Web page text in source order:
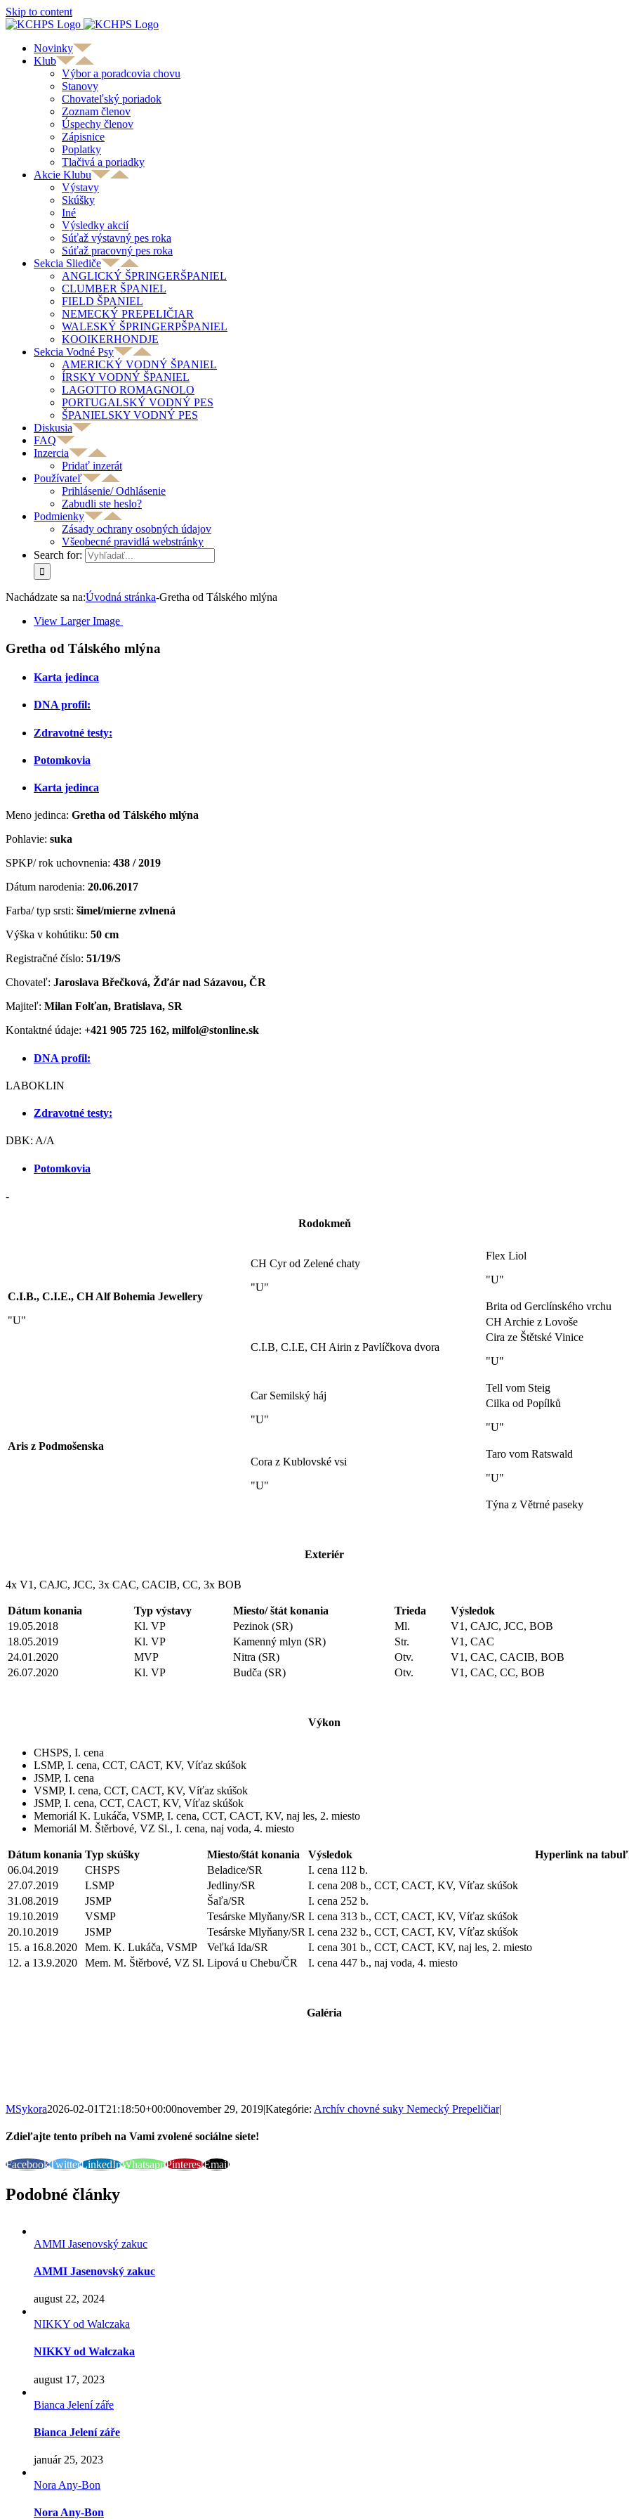
Skip to content
Novinky
Klub
Výbor a poradcovia chovu
Stanovy
Chovateľský poriadok
Zoznam členov
Úspechy členov
Zápisnice
Poplatky
Tlačivá a poriadky
Akcie Klubu
Výstavy
Skúšky
Iné
Výsledky akcií
Súťaž výstavný pes roka
Súťaž pracovný pes roka
Sekcia Sliediče
ANGLICKÝ ŠPRINGERŠPANIEL
CLUMBER ŠPANIEL
FIELD ŠPANIEL
NEMECKÝ PREPELIČIAR
WALESKÝ ŠPRINGERPŠPANIEL
KOOIKERHONDJE
Sekcia Vodné Psy
AMERICKÝ VODNÝ ŠPANIEL
ÍRSKY VODNÝ ŠPANIEL
LAGOTTO ROMAGNOLO
PORTUGALSKÝ VODNÝ PES
ŠPANIELSKY VODNÝ PES
Diskusia
FAQ
Inzercia
Pridať inzerát
Používateľ
Prihlásenie/ Odhlásenie
Zabudli ste heslo?
Podmienky
Zásady ochrany osobných údajov
Všeobecné pravidlá webstránky
Search for:
Nachádzate sa na:Úvodná stránka-Gretha od Tálského mlýna
View Larger Image
Gretha od Tálského mlýna
Karta jedinca
DNA profil:
Zdravotné testy:
Potomkovia
Karta jedinca
Meno jedinca: Gretha od Tálského mlýna
Pohlavie: suka
SPKP/ rok uchovnenia: 438 / 2019
Dátum narodenia: 20.06.2017
Farba/ typ srsti: šimel/mierne zvlnená
Výška v kohútiku: 50 cm
Registračné číslo: 51/19/S
Chovateľ: Jaroslava Břečková, Žďár nad Sázavou, ČR
Majiteľ: Milan Folťan, Bratislava, SR
Kontaktné údaje: +421 905 725 162, milfol@stonline.sk
DNA profil:
LABOKLIN
Zdravotné testy:
DBK: A/A
Potomkovia
-
Rodokmeň
C.I.B., C.I.E., CH Alf Bohemia Jewellery
"U"
CH Cyr od Zelené chaty
"U"
Flex Liol
"U"
Brita od Gerclínského vrchu
C.I.B, C.I.E, CH Airin z Pavlíčkova dvora
CH Archie z Lovoše
Cira ze Štětské Vinice
"U"
Aris z Podmošenska
Car Semilský háj
"U"
Tell vom Steig
Cilka od Popílků
"U"
Cora z Kublovské vsi
"U"
Taro vom Ratswald
"U"
Týna z Větrné paseky
Exteriér
4x V1, CAJC, JCC, 3x CAC, CACIB, CC, 3x BOB
Dátum konania Typ výstavy Miesto/ štát konania Trieda
Výsledok
19.05.2018
Kl. VP Pezinok (SR) Ml.
V1, CAJC, JCC, BOB
18.05.2019
Kl. VP Kamenný mlyn (SR) Str.
V1, CAC
24.01.2020
MVP Nitra (SR) Otv.
V1, CAC, CACIB, BOB
26.07.2020
Kl. VP Budča (SR) Otv. V1, CAC, CC, BOB
Výkon
CHSPS, I. cena
LSMP, I. cena, CCT, CACT, KV, Víťaz skúšok
JSMP, I. cena
VSMP, I. cena, CCT, CACT, KV, Víťaz skúšok
JSMP, I. cena, CCT, CACT, KV, Víťaz skúšok
Memoriál K. Lukáča, VSMP, I. cena, CCT, CACT, KV, naj les, 2. miesto
Memoriál M. Štěrbové, VZ Sl., I. cena, naj voda, 4. miesto
Dátum konania Typ skúšky Miesto/štát konania Výsledok
Hyperlink na
06.04.2019
CHSPS Beladice/SR
I. cena 112 b.
27.07.2019
LSMP Jedliny/SR
I. cena 208 b., CCT, CACT, KV, Víťaz skúšok
31.08.2019
JSMP Šaľa/SR
I. cena 252 b.
19.10.2019
VSMP Tesárske Mlyňany/SR I. cena 313 b., CCT, CACT, KV, Víťaz skúšok
20.10.2019
JSMP Tesárske Mlyňany/SR I. cena 232 b., CCT, CACT, KV, Víťaz skúšok
15. a 16.8.2020
Mem. K. Lukáča, VSMP Veľká Ida/SR
I. cena 301 b., CCT, CACT, KV, naj les, 2. miesto
12. a 13.9.2020
Mem. M. Štěrbové, VZ Sl. Lipová u Chebu/ČR I. cena 447 b., naj voda, 4. miesto
Galéria
MSykora2026-02-01T21:18:50+00:00november 29, 2019|Kategórie: Archív chovné suky Nemecký Prepeličiar|
Zdieľajte tento príbeh na Vami zvolené sociálne siete!
FacebookTwitterLinkedInWhatsappPinterestEmail
Podobné články
AMMI Jasenovský zakuc
AMMI Jasenovský zakuc
august 22, 2024
NIKKY od Walczaka
NIKKY od Walczaka
august 17, 2023
Bianca Jelení záře
Bianca Jelení záře
január 25, 2023
Nora Any-Bon
Nora Any-Bon